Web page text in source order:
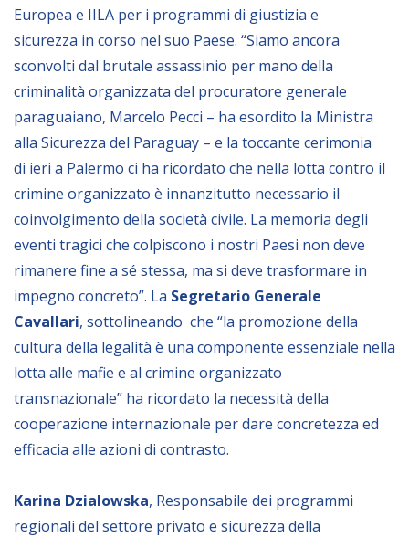
Video
Audio
BIBLIOTECA
Catalogo
Pubblicazioni
OPPORTUNITÀ
Bandi
Borse di studio
Alta Formazione
Albo fornitori
Contratti/Accordi/Grant
NEWSLETTER
Europea e IILA per i programmi di giustizia e
sicurezza in corso nel suo Paese. “Siamo ancora
sconvolti dal brutale assassinio per mano della
criminalità organizzata del procuratore generale
paraguaiano, Marcelo Pecci – ha esordito la Ministra
alla Sicurezza del Paraguay – e la toccante cerimonia
di ieri a Palermo ci ha ricordato che nella lotta contro il
crimine organizzato è innanzitutto necessario il
coinvolgimento della società civile. La memoria degli
eventi tragici che colpiscono i nostri Paesi non deve
rimanere fine a sé stessa, ma si deve trasformare in
impegno concreto”. La Segretario Generale
Cavallari, sottolineando che “la promozione della
cultura della legalità è una componente essenziale nella
lotta alle mafie e al crimine organizzato
transnazionale” ha ricordato la necessità della
cooperazione internazionale per dare concretezza ed
efficacia alle azioni di contrasto.
Karina Dzialowska, Responsabile dei programmi
regionali del settore privato e sicurezza della